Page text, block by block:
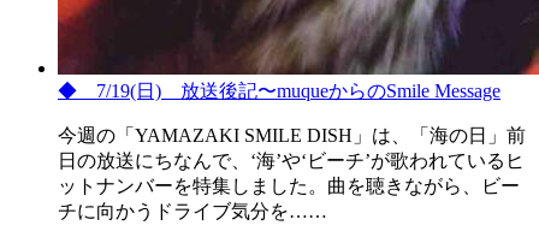
◆ 7/19(日) 放送後記〜muqueからのSmile Message
今週の「YAMAZAKI SMILE DISH」は、「海の日」前
日の放送にちなんで、‘海’や‘ビーチ’が歌われているヒ
ットナンバーを特集しました。曲を聴きながら、ビー
チに向かうドライブ気分を……